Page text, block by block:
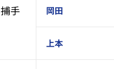
捕手 岡田
上本